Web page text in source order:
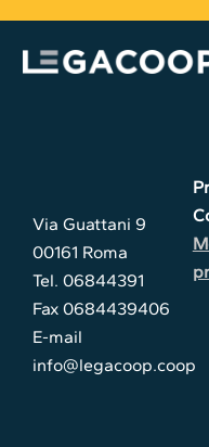
Via Guattani 9
00161 Roma
Tel. 06844391
Fax 0684439406
E-mail
info@legacoop.coop